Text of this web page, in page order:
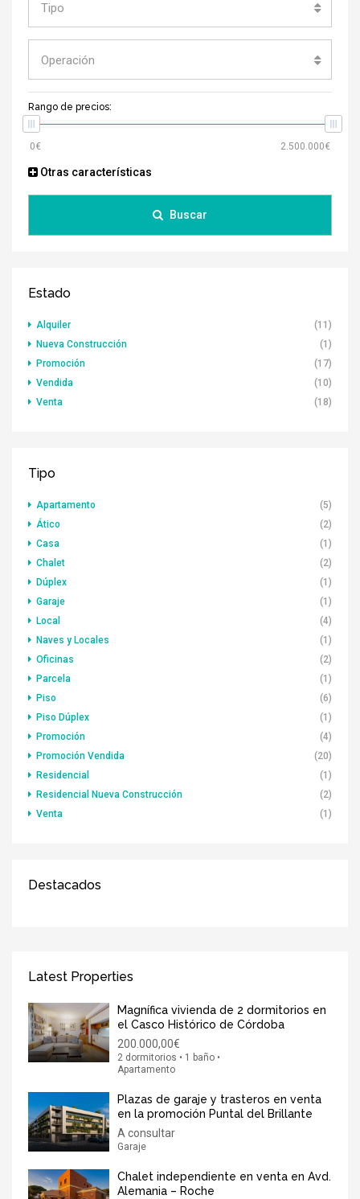
Tipo
Operación
Rango de precios:
Otras características
Buscar
Estado
Alquiler
(11)
Nueva Construcción
(1)
Promoción
(17)
Vendida
(10)
Venta
(18)
Tipo
Apartamento
(5)
Ático
(2)
Casa
(1)
Chalet
(2)
Dúplex
(1)
Garaje
(1)
Local
(4)
Naves y Locales
(1)
Oficinas
(2)
Parcela
(1)
Piso
(6)
Piso Dúplex
(1)
Promoción
(4)
Promoción Vendida
(20)
Residencial
(1)
Residencial Nueva Construcción
(2)
Venta
(1)
Destacados
Latest Properties
Magnífica vivienda de 2 dormitorios en
el Casco Histórico de Córdoba
200.000,00€
2 dormitorios • 1 baño •
Apartamento
Plazas de garaje y trasteros en venta
en la promoción Puntal del Brillante
A consultar
Garaje
Chalet independiente en venta en Avd.
Alemania – Roche